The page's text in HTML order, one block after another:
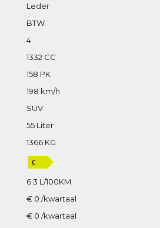
Leder
BTW
4
1332 CC
158 PK
198 km/h
SUV
55 Liter
1366 KG
6.3 L/100KM
€ 0 /kwartaal
€ 0 /kwartaal